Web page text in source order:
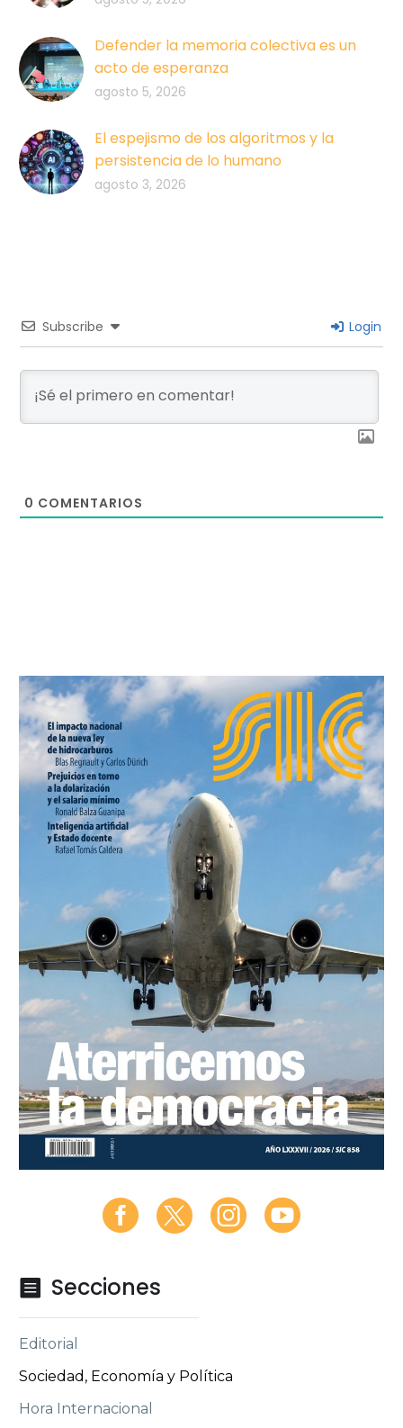
Defender la memoria colectiva es un
acto de esperanza
agosto 5, 2026
El espejismo de los algoritmos y la
persistencia de lo humano
agosto 3, 2026
Subscribe Login
0 COMENTARIOS
 Secciones
Editorial
Sociedad, Economía y Política
Hora Internacional